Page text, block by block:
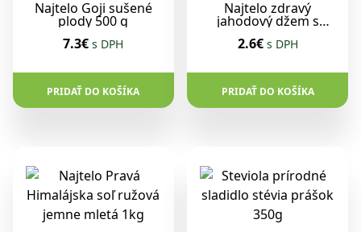
Najtelo Goji sušené
plody 500 g
7.3€ s DPH
PRIDAŤ DO KOŠÍKA
Najtelo zdravý
jahodový džem s
stéviou 200g
2.6€ s DPH
PRIDAŤ DO KOŠÍKA